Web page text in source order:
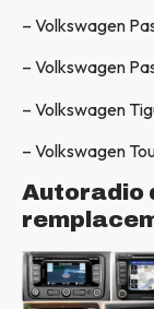
– Volkswagen
– Volkswagen
– Volkswagen
– Volkswagen
Autoradio